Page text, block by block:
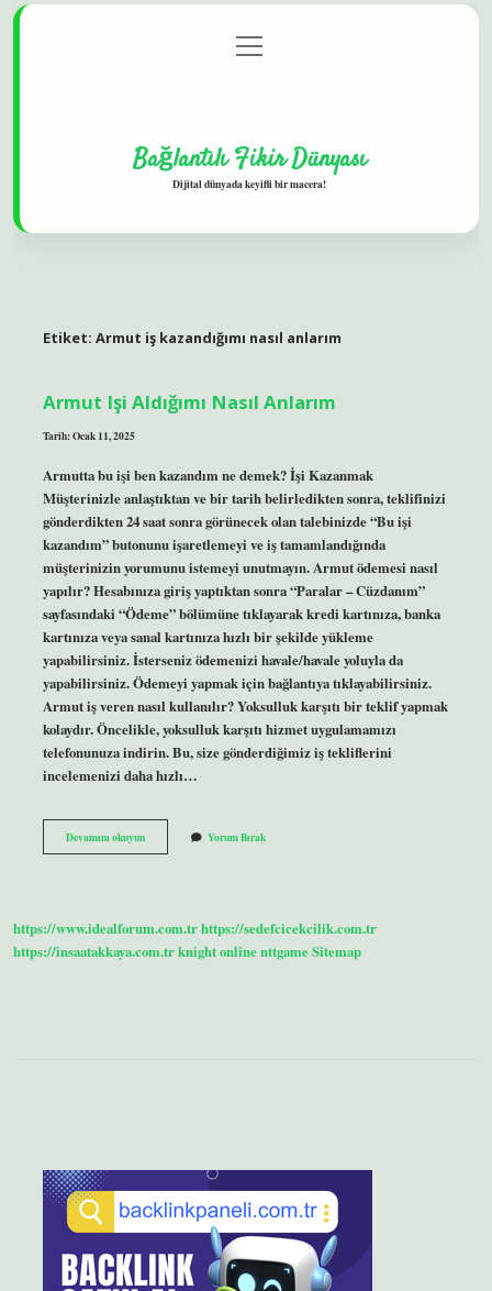
Gizlilik Politikası
menüyü
aç
Bağlantılı Fikir Dünyası
Dijital dünyada keyifli bir macera!
Etiket: Armut iş kazandığımı nasıl anlarım
Armut Işi Aldığımı Nasıl Anlarım
Tarih: Ocak 11, 2025
Armutta bu işi ben kazandım ne demek? İşi Kazanmak
Müşterinizle anlaştıktan ve bir tarih belirledikten sonra, teklifinizi
gönderdikten 24 saat sonra görünecek olan talebinizde “Bu işi
kazandım” butonunu işaretlemeyi ve iş tamamlandığında
müşterinizin yorumunu istemeyi unutmayın. Armut ödemesi nasıl
yapılır? Hesabınıza giriş yaptıktan sonra “Paralar – Cüzdanım”
sayfasındaki “Ödeme” bölümüne tıklayarak kredi kartınıza, banka
kartınıza veya sanal kartınıza hızlı bir şekilde yükleme
yapabilirsiniz. İsterseniz ödemenizi havale/havale yoluyla da
yapabilirsiniz. Ödemeyi yapmak için bağlantıya tıklayabilirsiniz.
Armut iş veren nasıl kullanılır? Yoksulluk karşıtı bir teklif yapmak
kolaydır. Öncelikle, yoksulluk karşıtı hizmet uygulamamızı
telefonunuza indirin. Bu, size gönderdiğimiz iş tekliflerini
incelemenizi daha hızlı…
Devamını okuyunArmut
Işi
Yorum Bırak
https://www.idealforum.com.trhttps://sedefcicekcilik.com.tr
https://insaatakkaya.com.trknight onlinenttgameSitemap